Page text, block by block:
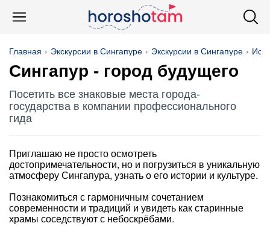
Главная Экскурсии в Сингапуре Экскурсии в Сингапуре
Сингапур - город будущего
Посетить все знаковые места города-
государства в компании профессионального
гида
Приглашаю не просто осмотреть
достопримечательности, но и погрузиться в уникальную
атмосферу Сингапура, узнать о его истории и культуре.
Познакомиться с гармоничным сочетанием
современности и традиций и увидеть как старинные
храмы соседствуют с небоскрёбами.